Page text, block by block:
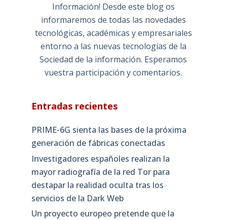
Información! Desde este blog os
informaremos de todas las novedades
tecnológicas, académicas y empresariales
entorno a las nuevas tecnologías de la
Sociedad de la información. Esperamos
vuestra participación y comentarios.
Entradas recientes
PRIME-6G sienta las bases de la próxima
generación de fábricas conectadas
Investigadores españoles realizan la
mayor radiografía de la red Tor para
destapar la realidad oculta tras los
servicios de la Dark Web
Un proyecto europeo pretende que la